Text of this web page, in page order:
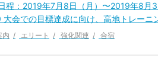
程：2019年7月8日（月）〜2019年8月
大会での目標達成に向け、高地トレー
内 エリート 強化関連 合宿